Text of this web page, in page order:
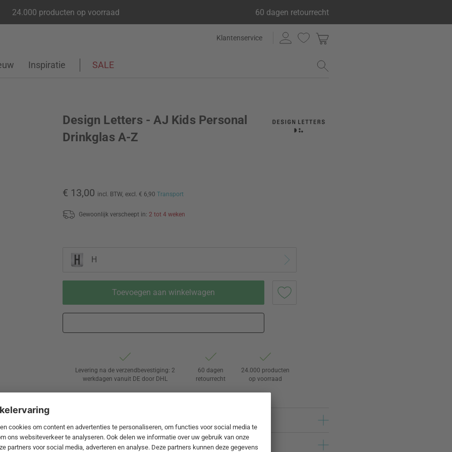
24.000 producten op voorraad 60 dagen retourrecht
Klantenservice
Inspiratie SALE
Design Letters - AJ Kids Personal
Drinkglas A-Z
€ 13,00 incl. BTW, excl. € 6,90 Transport
Gewoonlijk verscheept in: 2 tot 4 weken
H
Toevoegen aan winkelwagen
Levering na de verzendbevestiging: 2
werkdagen vanuit DE door DHL
60 dagen
retourrecht
24.000 producten
op voorraad